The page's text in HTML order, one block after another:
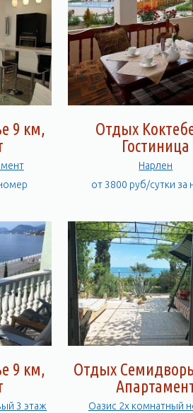
9 км,
Отдых
Гостиница
Нарлен
от 3800 руб/сутки за
9 км,
2х комнатный Фисташковый 3 этаж
Отдых
Оазис 2х комнатный